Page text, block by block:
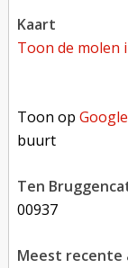
kaart
Toon de
Toon op
buurt
Ten
00937
Meest